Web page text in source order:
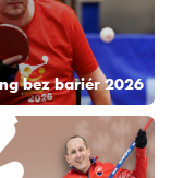
bez bariér 2026